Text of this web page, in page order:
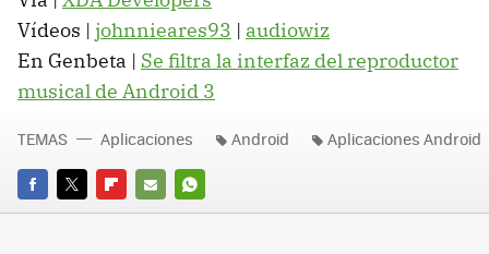
Vídeos | johnnieares93 | audiowiz
En Genbeta | Se filtra la interfaz del reproductor
musical de Android 3
FACEBOOK
TWITTERFLIPBOARD
E-
WHATSAPP
TEMAS Aplicaciones Android Aplicaciones Android